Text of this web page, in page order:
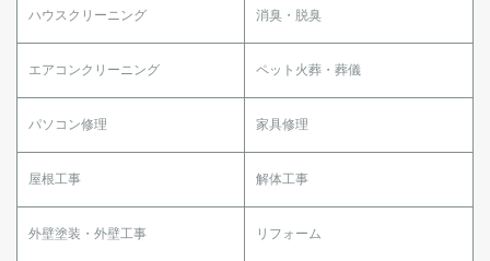
ハウスクリーニング 消臭・脱臭
エアコンクリーニング ペット火葬・葬儀
パソコン修理 家具修理
屋根工事 解体工事
外壁塗装・外壁工事 リフォーム